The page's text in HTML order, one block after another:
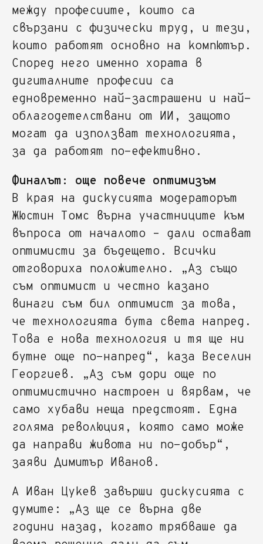
между професиите, които са
свързани с физически труд, и тези,
които работят основно на компютър.
Според него именно хората в
дигиталните професии са
едновременно най-застрашени и най-
облагодетелствани от ИИ, защото
могат да използват технологията,
за да работят по-ефективно.
Финалът: още повече оптимизъм
В края на дискусията модераторът
Жюстин Томс върна участниците към
въпроса от началото – дали остават
оптимисти за бъдещето. Всички
отговориха положително. „Аз също
съм оптимист и честно казано
винаги съм бил оптимист за това,
че технологията бута света напред.
Това е нова технология и тя ще ни
бутне още по-напред“, каза Веселин
Георгиев. „Аз съм дори още по
оптимистично настроен и вярвам, че
само хубави неща предстоят. Една
голяма революция, която само може
да направи живота ни по-добър“,
заяви Димитър Иванов.
А Иван Цукев завърши дискусията с
думите: „Аз ще се върна две
години назад, когато трябваше да